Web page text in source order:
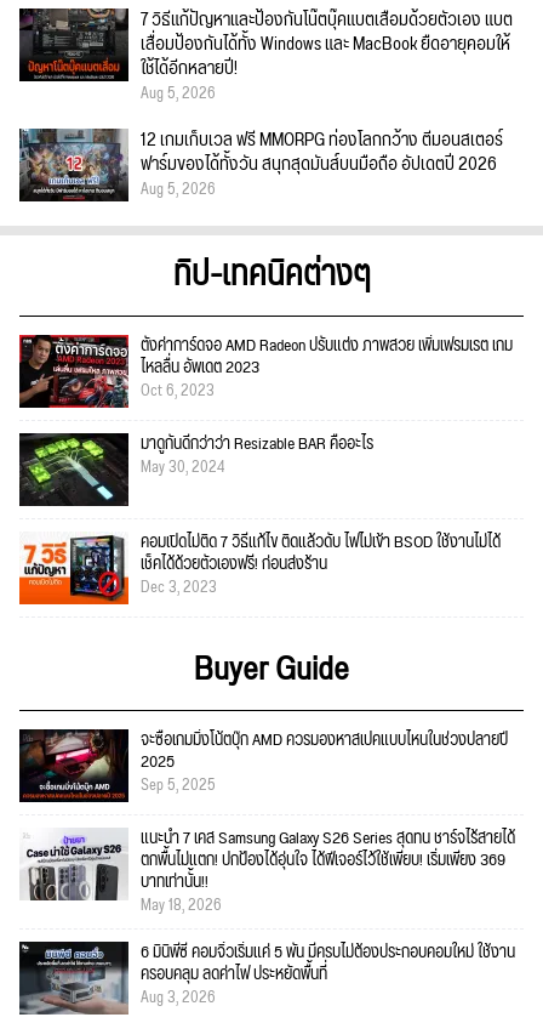
7 วิธีแก้ปัญหาและป้องกันโน๊ตบุ๊คแบตเสื่อมด้วยตัวเอง แบต
เสื่อมป้องกันได้ทั้ง Windows และ MacBook ยืดอายุคอมให้
ใช้ได้อีกหลายปี!
Aug 5, 2026
12 เกมเก็บเวล ฟรี MMORPG ท่องโลกกว้าง ตีมอนสเตอร์
ฟาร์มของได้ทั้งวัน สนุกสุดมันส์บนมือถือ อัปเดตปี 2026
Aug 5, 2026
ทิป-เทคนิคต่างๆ
ตั้งค่าการ์ดจอ AMD Radeon ปรับแต่ง ภาพสวย เพิ่มเฟรมเรต เกม
ไหลลื่น อัพเดต 2023
Oct 6, 2023
มาดูกันดีกว่าว่า Resizable BAR คืออะไร
May 30, 2024
คอมเปิดไม่ติด 7 วิธีแก้ไข ติดแล้วดับ ไฟไม่เข้า BSOD ใช้งานไม่ได้
เช็คได้ด้วยตัวเองฟรี! ก่อนส่งร้าน
Dec 3, 2023
Buyer Guide
จะซื้อเกมมิ่งโน้ตบุ๊ก AMD ควรมองหาสเปคแบบไหนในช่วงปลายปี
2025
Sep 5, 2025
แนะนำ 7 เคส Samsung Galaxy S26 Series สุดทน ชาร์จไร้สายได้
ตกพื้นไม่แตก! ปกป้องได้อุ่นใจ ได้ฟีเจอร์ไว้ใช้เพียบ! เริ่มเพียง 369
บาทเท่านั้น!!
May 18, 2026
6 มินิพีซี คอมจิ๋วเริ่มแค่ 5 พัน มีครบไม่ต้องประกอบคอมใหม่ ใช้งาน
ครอบคลุม ลดค่าไฟ ประหยัดพื้นที่
Aug 3, 2026